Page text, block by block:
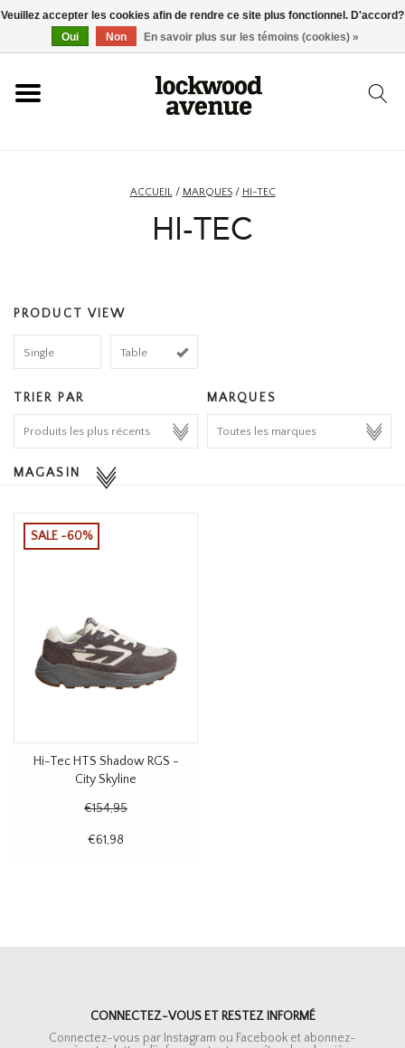
ACCUEIL
ACCESSOIRES
HOMEWARE
MARQUES
ACCUEIL/ MARQUES/ HI-TEC
HI-TEC
PRODUCT VIEW
Single Table
TRIER PAR MARQUES
MAGASIN
SALE -60%
Hi-Tec HTS Shadow RGS -
City Skyline
€154,95
€61,98
CONNECTEZ-VOUS ET RESTEZ INFORMÉ
Connectez-vous par Instagram ou Facebook et abonnez-
Veuillez accepter les cookies afin de rendre ce site plus fonctionnel. D'accord?
Oui
Non En savoir plus sur les témoins (cookies) »